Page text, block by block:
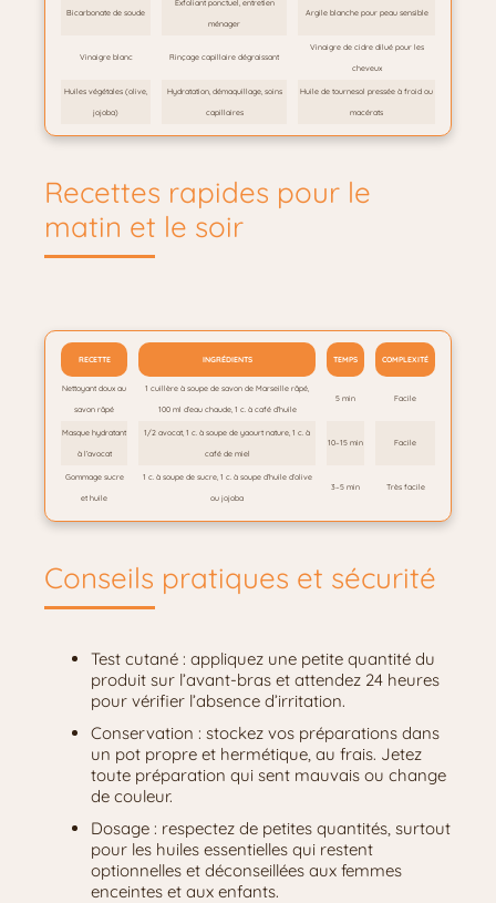
Bicarbonate de soude
Exfoliant ponctuel, entretien
ménager
Argile blanche pour peau sensible
Vinaigre blanc Rinçage capillaire dégraissant
Vinaigre de cidre dilué pour les
cheveux
Huiles végétales (olive,
jojoba)
Hydratation, démaquillage, soins
capillaires
Huile de tournesol pressée à froid ou
macérats
Recettes rapides pour le
matin et le soir
RECETTE INGRÉDIENTS TEMPS COMPLEXITÉ
Nettoyant doux au
savon râpé
1 cuillère à soupe de savon de Marseille râpé,
100 ml d’eau chaude, 1 c. à café d’huile
5 min Facile
Masque hydratant
à l’avocat
1/2 avocat, 1 c. à soupe de yaourt nature, 1 c. à
café de miel
10–15 min Facile
Gommage sucre
et huile
1 c. à soupe de sucre, 1 c. à soupe d’huile d’olive
ou jojoba
3–5 min Très facile
Conseils pratiques et sécurité
Test cutané : appliquez une petite quantité du
produit sur l’avant-bras et attendez 24 heures
pour vérifier l’absence d’irritation.
Conservation : stockez vos préparations dans
un pot propre et hermétique, au frais. Jetez
toute préparation qui sent mauvais ou change
de couleur.
Dosage : respectez de petites quantités, surtout
pour les huiles essentielles qui restent
optionnelles et déconseillées aux femmes
enceintes et aux enfants.